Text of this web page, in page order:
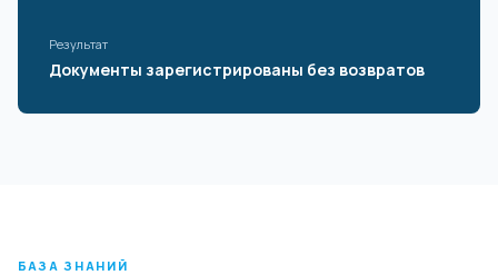
Результат
Документы зарегистрированы без возвратов
БАЗА ЗНАНИЙ